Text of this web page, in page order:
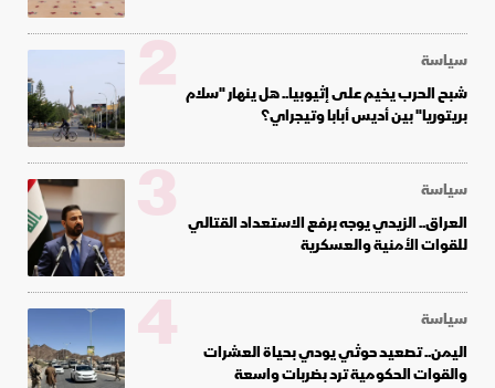
سياسة
شبح الحرب يخيم على إثيوبيا.. هل ينهار "سلام
بريتوريا" بين أديس أبابا وتيجراي؟
2
سياسة
العراق.. الزيدي يوجه برفع الاستعداد القتالي
للقوات الأمنية والعسكرية
3
سياسة
اليمن.. تصعيد حوثي يودي بحياة العشرات
والقوات الحكومية ترد بضربات واسعة
4